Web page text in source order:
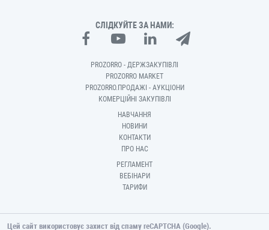
СЛІДКУЙТЕ ЗА НАМИ:
PROZORRO - ДЕРЖЗАКУПІВЛІ
PROZORRO MARKET
PROZORRO.ПРОДАЖІ - АУКЦІОНИ
КОМЕРЦІЙНІ ЗАКУПІВЛІ
НАВЧАННЯ
НОВИНИ
КОНТАКТИ
ПРО НАС
РЕГЛАМЕНТ
ВЕБІНАРИ
ТАРИФИ
Цей сайт використовує захист від спаму reCAPTCHA (Google).